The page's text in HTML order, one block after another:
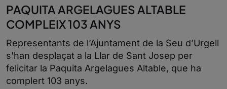
PAQUITA ARGELAGUES ALTABLE
COMPLEIX 103 ANYS
Representants de l’Ajuntament de la Seu d’Urgell
s’han desplaçat a la Llar de Sant Josep per
felicitar la Paquita Argelagues Altable, que ha
complert 103 anys.